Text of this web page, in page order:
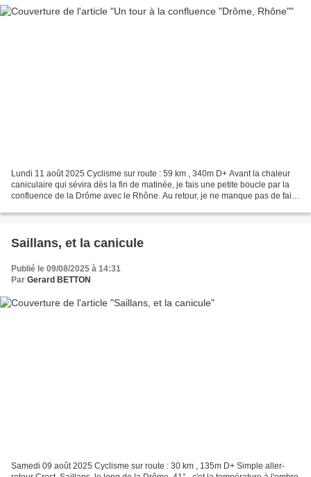
Lundi 11 août 2025 Cyclisme sur route : 59 km , 340m D+ Avant la chaleur
caniculaire qui sévira dès la fin de matinée, je fais une petite boucle par la
confluence de la Drôme avec le Rhône. Au retour, je ne manque pas de faire
Saillans, et la canicule
Publié le 09/08/2025 à 14:31
Par Gerard BETTON
Samedi 09 août 2025 Cyclisme sur route : 30 km , 135m D+ Simple aller-